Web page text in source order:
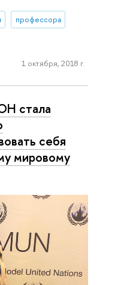
профессора
1 октября, 2018 г.
стала
себя
мировому